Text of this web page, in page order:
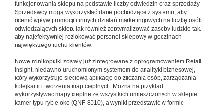
funkcjonowania sklepu na podstawie liczby odwiedzin oraz sprzedaży.
Sprzedawcy mogą wykorzystać dane pochodzące z systemu, aby
ocenić wpływ promocji i innych działań marketingowych na liczbę osób
odwiedzających sklep, jak również zoptymalizować zasoby ludzkie tak,
aby najefektywniej rozlokować personel sklepowy w godzinach
największego ruchu klientów.
Nowe minikopułki zostały już zintegrowane z oprogramowaniem Retail
Insight, niedawno uruchomionym systemem do analityki biznesowej,
który wykorzystuje sieciową aplikację do zliczania osób, zarządzania
kolejkami i tworzenia map cieplnych. Można na przykład
wykorzystywać mapy cieplne ze wszystkich umieszczonych w sklepie
kamer typu rybie oko (QNF-8010), a wyniki przedstawić w formie